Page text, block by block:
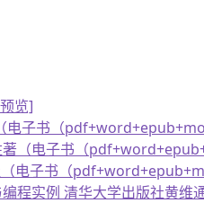
览]
电子书（
（电子书（
电子书（
程实例 清华大学出版社黄